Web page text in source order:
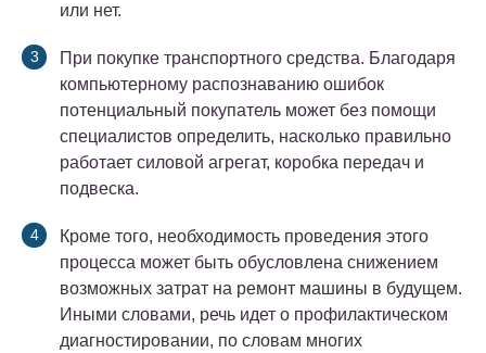
или нет.
При покупке транспортного средства. Благодаря
компьютерному распознаванию ошибок
потенциальный покупатель может без помощи
специалистов определить, насколько правильно
работает силовой агрегат, коробка передач и
подвеска.
Кроме того, необходимость проведения этого
процесса может быть обусловлена снижением
возможных затрат на ремонт машины в будущем.
Иными словами, речь идет о профилактическом
диагностировании, по словам многих